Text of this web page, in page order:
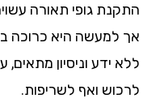
גופי תאורה עשויה
למעשה היא כרוכה
ידע וניסיון מתאים,
ואף לשריפות.